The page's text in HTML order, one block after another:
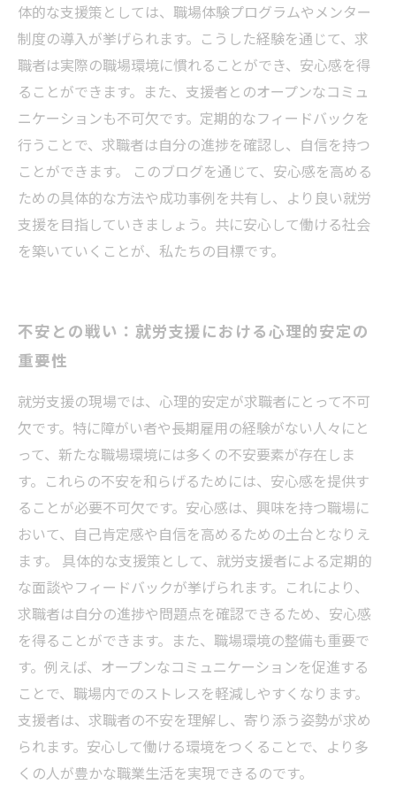
体的な支援策としては、職場体験プログラムやメンター
制度の導入が挙げられます。こうした経験を通じて、求
職者は実際の職場環境に慣れることができ、安心感を得
ることができます。また、支援者とのオープンなコミュ
ニケーションも不可欠です。定期的なフィードバックを
行うことで、求職者は自分の進捗を確認し、自信を持つ
ことができます。 このブログを通じて、安心感を高める
ための具体的な方法や成功事例を共有し、より良い就労
支援を目指していきましょう。共に安心して働ける社会
を築いていくことが、私たちの目標です。
不安との戦い：就労支援における心理的安定の
重要性
就労支援の現場では、心理的安定が求職者にとって不可
欠です。特に障がい者や長期雇用の経験がない人々にと
って、新たな職場環境には多くの不安要素が存在しま
す。これらの不安を和らげるためには、安心感を提供す
ることが必要不可欠です。安心感は、興味を持つ職場に
おいて、自己肯定感や自信を高めるための土台となりえ
ます。 具体的な支援策として、就労支援者による定期的
な面談やフィードバックが挙げられます。これにより、
求職者は自分の進捗や問題点を確認できるため、安心感
を得ることができます。また、職場環境の整備も重要で
す。例えば、オープンなコミュニケーションを促進する
ことで、職場内でのストレスを軽減しやすくなります。
支援者は、求職者の不安を理解し、寄り添う姿勢が求め
られます。安心して働ける環境をつくることで、より多
くの人が豊かな職業生活を実現できるのです。